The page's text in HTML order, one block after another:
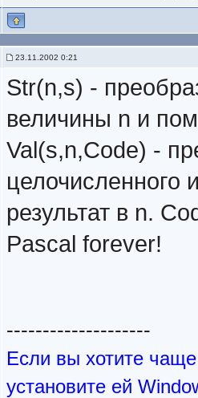
23.11.2002 0:21
Str(n,s) -
величины n и
Val(s,n,Code) -
целочисленного
результат в n.
Pascal forever!
--------------------
Если вы хотите
установите ей